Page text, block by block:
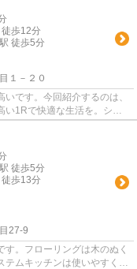
徒歩12分
駅 徒歩5分
１－２０
です。今回紹介するのは、
い1Rで快適な生活を。シス
...
駅 徒歩5分
徒歩13分
27-9
。フローリングは木のぬく
テムキッチンは使いやすく汚